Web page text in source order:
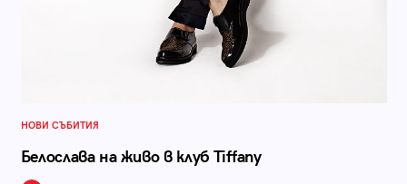
НОВИ СЪБИТИЯ
Белослава на живо в клуб Tiffany